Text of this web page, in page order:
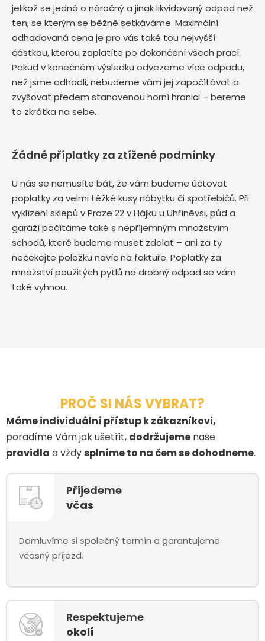
jelikož se jedná o náročný a jinak likvidovaný odpad než
ten, se kterým se běžně setkáváme. Maximální
odhadovaná cena je pro vás také tou nejvyšší
částkou, kterou zaplatíte po dokončení všech prací.
Pokud v konečném výsledku odvezeme více odpadu,
než jsme odhadli, nebudeme vám jej započítávat a
zvyšovat předem stanovenou horní hranici – bereme
to zkrátka na sebe.
Žádné příplatky za ztížené podmínky
U nás se nemusíte bát, že vám budeme účtovat
poplatky za velmi těžké kusy nábytku či spotřebičů. Při
vyklízení sklepů v Praze 22 v Hájku u Uhříněvsi, půd a
garáží počítáme také s nepříjemným množstvím
schodů, které budeme muset zdolat – ani za ty
nečekejte položku navíc na faktuře. Poplatky za
množství použitých pytlů na drobný odpad se vám
také vyhnou.
PROČ SI NÁS VYBRAT?
Máme individuální přístup k zákazníkovi,
poradíme Vám jak ušetřit, dodržujeme naše
pravidla a vždy splníme to na čem se dohodneme.
Přijedeme
včas
Domluvíme si společný termín a garantujeme
včasný příjezd.
Respektujeme
okolí